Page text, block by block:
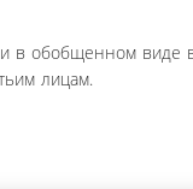
в обобщенном
лицам.